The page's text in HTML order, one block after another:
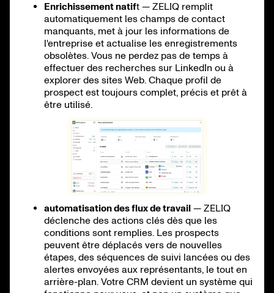
Enrichissement natift — ZELIQ remplit
automatiquement les champs de contact
manquants, met à jour les informations de
l'entreprise et actualise les enregistrements
obsolètes. Vous ne perdez pas de temps à
effectuer des recherches sur LinkedIn ou à
explorer des sites Web. Chaque profil de
prospect est toujours complet, précis et prêt à
être utilisé.
automatisation des flux de travail — ZELIQ
déclenche des actions clés dès que les
conditions sont remplies. Les prospects
peuvent être déplacés vers de nouvelles
étapes, des séquences de suivi lancées ou des
alertes envoyées aux représentants, le tout en
arrière-plan. Votre CRM devient un système qui